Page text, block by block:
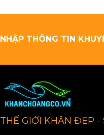
NHẬP THÔNG TIN
THẾ GIỚI KHĂN ĐẸP -